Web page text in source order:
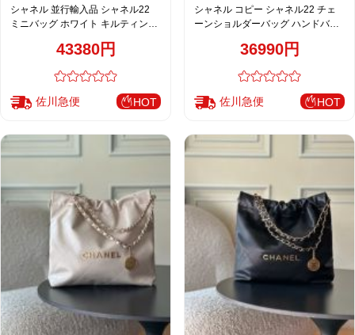
シャネル 並行輸入品 シャネル22
ミニバッグ ホワイト キルティング
43380円
佐川急便 HOT
シャネル コピー シャネル22 チェ
ーンショルダーバッグ ハンドバッ
36990円
佐川急便 HOT